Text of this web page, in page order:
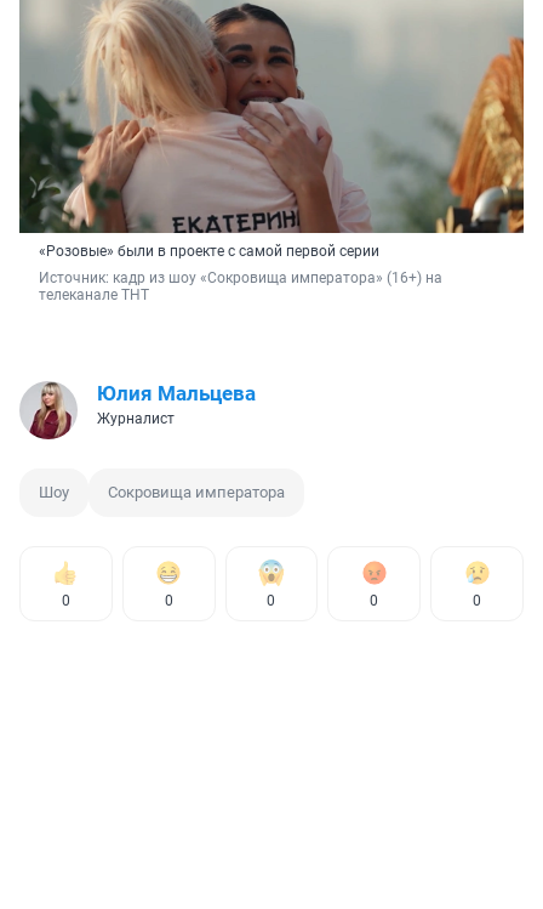
«Розовые» были в проекте с самой первой серии
Источник: кадр из шоу «Сокровища императора» (16+) на
телеканале ТНТ
Юлия Мальцева
Журналист
Шоу Сокровища императора
0 0 0 0 0